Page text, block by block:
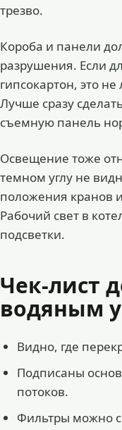
трезво.
Короба и панели
разрушения. Если
гипсокартон, это
Лучше сразу
съемную панель
Освещение тоже
темном углу не
положения кранов
Рабочий свет в
подсветки.
Чек-лист
водяным
Видно, где
Подписаны
потоков.
Фильтры можно